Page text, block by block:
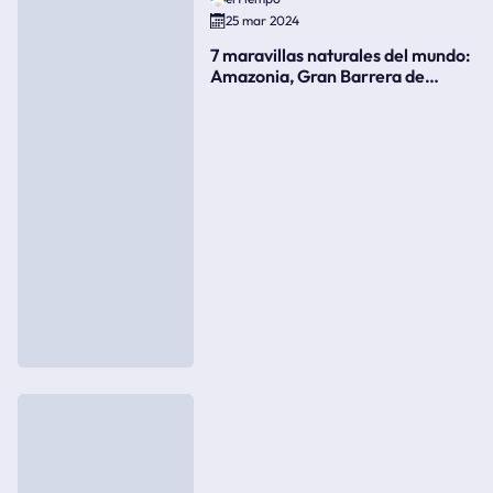
25 mar 2024
7 maravillas naturales del mundo:
Amazonia, Gran Barrera de